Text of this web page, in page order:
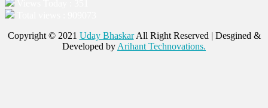
Copyright © 2021 Uday BhaskarAll Right Reserved | Desgined &
Developed by Arihant Technovations.